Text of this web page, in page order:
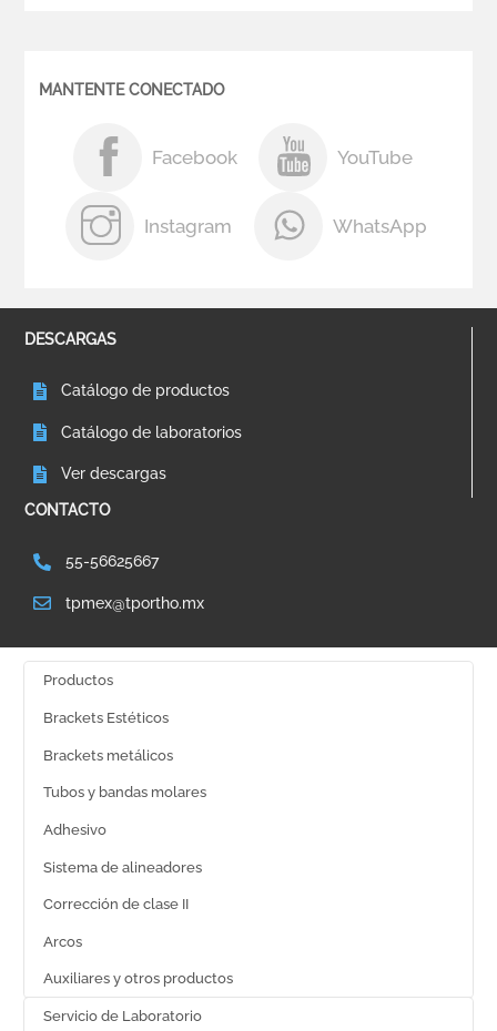
MANTENTE CONECTADO
Facebook YouTube
Instagram WhatsApp
DESCARGAS
Catálogo de productos
Catálogo de laboratorios
Ver descargas
CONTACTO
55-56625667
tpmex@tportho.mx
Productos
Brackets Estéticos
Brackets metálicos
Tubos y bandas molares
Adhesivo
Sistema de alineadores
Corrección de clase II
Arcos
Auxiliares y otros productos
Servicio de Laboratorio